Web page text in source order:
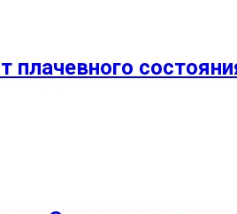
плачевного